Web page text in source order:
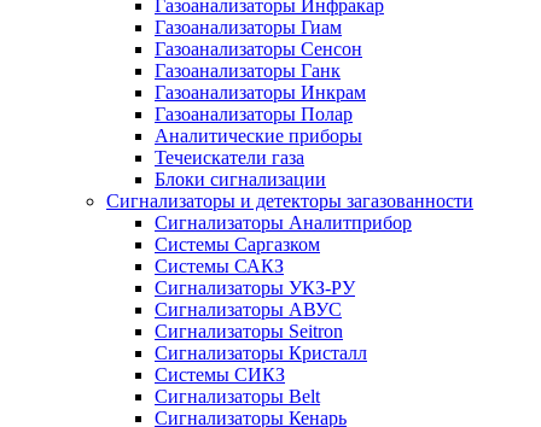
Газоанализаторы Инфракар
Газоанализаторы Гиам
Газоанализаторы Сенсон
Газоанализаторы Ганк
Газоанализаторы Инкрам
Газоанализаторы Полар
Аналитические приборы
Течеискатели газа
Блоки сигнализации
Сигнализаторы и детекторы загазованности
Сигнализаторы Аналитприбор
Системы Саргазком
Системы САКЗ
Сигнализаторы УКЗ-РУ
Сигнализаторы АВУС
Сигнализаторы Seitron
Сигнализаторы Кристалл
Системы СИКЗ
Сигнализаторы Belt
Сигнализаторы Кенарь